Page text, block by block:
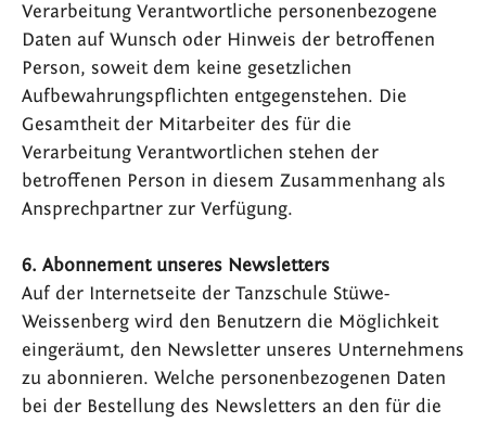
Verarbeitung Verantwortliche personenbezogene
Daten auf Wunsch oder Hinweis der betroffenen
Person, soweit dem keine gesetzlichen
Aufbewahrungspflichten entgegenstehen. Die
Gesamtheit der Mitarbeiter des für die
Verarbeitung Verantwortlichen stehen der
betroffenen Person in diesem Zusammenhang als
Ansprechpartner zur Verfügung.
6. Abonnement unseres Newsletters
Auf der Internetseite der Tanzschule Stüwe-
Weissenberg wird den Benutzern die Möglichkeit
eingeräumt, den Newsletter unseres Unternehmens
zu abonnieren. Welche personenbezogenen Daten
bei der Bestellung des Newsletters an den für die